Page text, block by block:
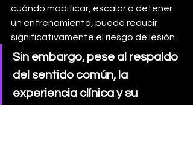
cuándo modificar, escalar o detener
un entrenamiento, puede reducir
significativamente el riesgo de lesión.
Sin embargo, pese al respaldo
del sentido común, la
experiencia clínica y su